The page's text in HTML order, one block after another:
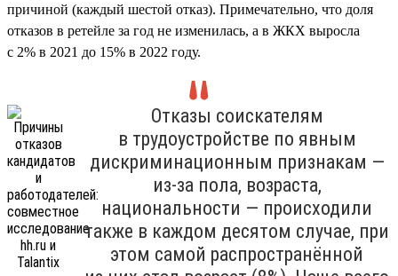
причиной (каждый шестой отказ). Примечательно, что доля
отказов в ретейле за год не изменилась, а в ЖКХ выросла
с 2% в 2021 до 15% в 2022 году.
Отказы соискателям
в трудоустройстве по явным
дискриминационным признакам —
из-за пола, возраста,
национальности — происходили
также в каждом десятом случае, при
этом самой распространённой